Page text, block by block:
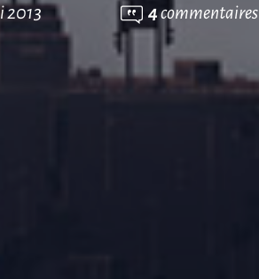
2013 4commentaires